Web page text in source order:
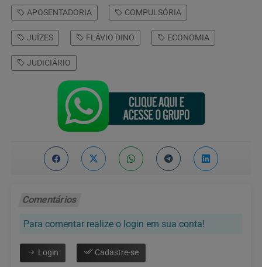
APOSENTADORIA COMPULSÓRIA
JUÍZES FLÁVIO DINO ECONOMIA
JUDICIÁRIO
Comentários
Para comentar realize o login em sua conta!
Login Cadastre-se